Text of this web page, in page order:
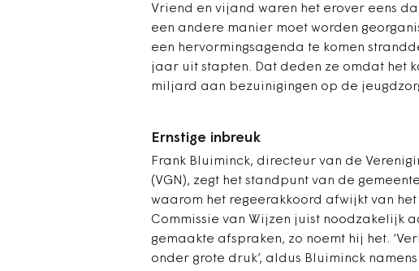
Vriend en vijand waren het erover eens
een andere manier moet worden
een hervormingsagenda te komen
jaar uit stapten. Dat deden ze omdat het
miljard aan bezuinigingen op de
Ernstige inbreuk
Frank Bluiminck, directeur van de
(VGN), zegt het standpunt van de
waarom het regeerakkoord afwijkt van
Commissie van Wijzen juist noodzakelijk
gemaakte afspraken, zo noemt hij het.
onder grote druk’, aldus Bluiminck